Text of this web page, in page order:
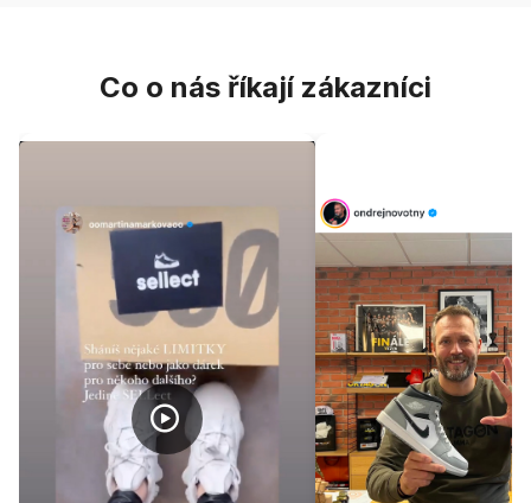
Co o nás říkají zákazníci